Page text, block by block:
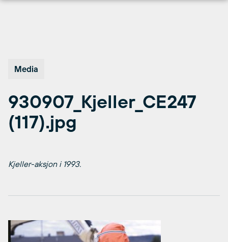
Media
930907_Kjeller_CE247
(117).jpg
Kjeller-aksjon i 1993.